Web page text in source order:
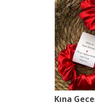
Kına